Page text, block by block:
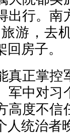
行。南
游，去
房子。
真正掌控
军中对习
高度不信
人统治者